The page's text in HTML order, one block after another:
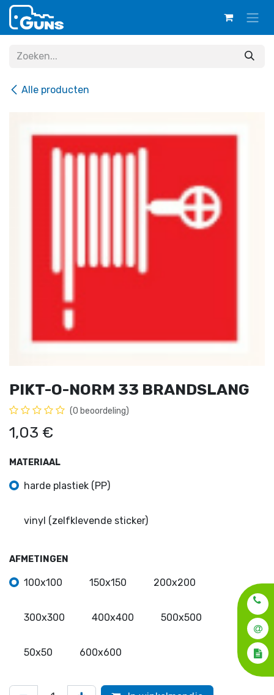
Overslaan naar inhoud
Alle producten
PIKT-O-NORM 33 BRANDSLANG
(0 beoordeling)
1,03 €
MATERIAAL
harde plastiek (PP)
vinyl (zelfklevende sticker)
AFMETINGEN
100x100 150x150 200x200
300x300 400x400 500x500
50x50 600x600